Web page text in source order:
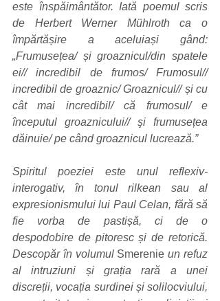
este înspăimântător. Iată poemul scris
de Herbert Werner Mühlroth ca o
împărtășire a aceluiași gând:
„Frumusețea/ și groaznicul/din spatele
ei// incredibil de frumos/ Frumosul//
incredibil de groaznic/ Groaznicul// și cu
cât mai incredibil/ că frumosul/ e
începutul groaznicului// şi frumusețea
dăinuie/ pe când groaznicul lucrează.”
Spiritul poeziei este unul reflexiv-
interogativ, în tonul rilkean sau al
expresionismului lui Paul Celan, fără să
fie vorba de pastișă, ci de o
despodobire de pitoresc și de retorică.
Descopăr în volumul Smerenie un refuz
al intruziuni și grația rară a unei
discreții, vocația surdinei și solilocviului,